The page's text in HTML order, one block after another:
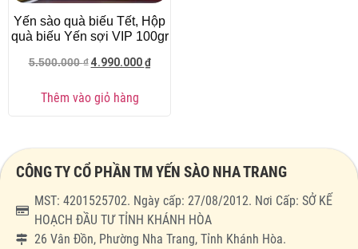
Yến sào quà biếu Tết, Hộp
quà biếu Yến sợi VIP 100gr
5.500.000₫ 4.990.000₫
Thêm vào giỏ hàng
CÔNG TY CỔ PHẦN TM YẾN SÀO NHA TRANG
MST: 4201525702. Ngày cấp: 27/08/2012. Nơi Cấp: SỞ KẾ
HOẠCH ĐẦU TƯ TỈNH KHÁNH HÒA
26 Vân Đồn, Phường Nha Trang, Tỉnh Khánh Hòa.